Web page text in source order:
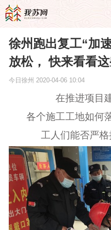
徐州跑出复工“加
放松， 快来看看
今日徐州 2020-04-06 10:04
在推进项目
各个施工工地如何
工人们能否严